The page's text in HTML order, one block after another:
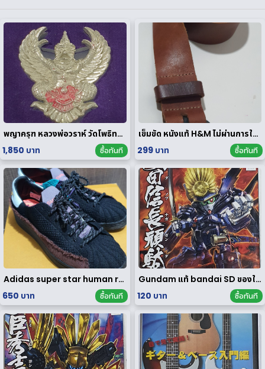
พญาครุฑ หลวงพ่อวราห์ วัดโพธิทอง มหาบารมี2 เนื้อสัมฤทธิ์เงิน
1,850 บาท
ซื้อทันที
เข็มขัด หนังแท้ H&M ไม่ผ่านการใช้งาน
299 บาท
ซื้อทันที
Adidas super star human race limited edition
650 บาท
ซื้อทันที
Gundam แท้ bandai SD ของใหม่
120 บาท
ซื้อทันที